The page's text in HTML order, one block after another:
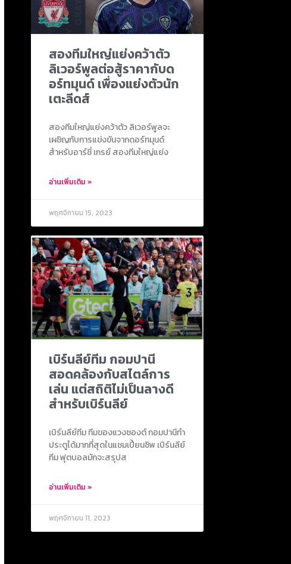
สองทีมใหญ่แย่งคว้าตัว
ลิเวอร์พูลต่อสู้ราคากับด
อร์ทมุนด์ เพื่องแย่งตัวนัก
เตะลีดส์
สองทีมใหญ่แย่งคว้าตัว ลิเวอร์พูลจะ
เผชิญกับการแข่งขันจากดอร์ทมุนด์
สำหรับอาร์ชี่ เกรย์ สองทีมใหญ่แย่ง
อ่านเพิ่มเติม »
พฤศจิกายน 15, 2023
เบิร์นลีย์ทีม กอมปานี
สอดคล้องกับสไตล์การ
เล่น แต่สถิติไม่เป็นลางดี
สำหรับเบิร์นลีย์
เบิร์นลีย์ทีม ทีมของแวงซองต์ กอมปานีทำ
ประตูได้มากที่สุดในแชมเปี้ยนชิพ เบิร์นลีย์
ทีม ฟุตบอลมักจะสรุปส
อ่านเพิ่มเติม »
พฤศจิกายน 11, 2023